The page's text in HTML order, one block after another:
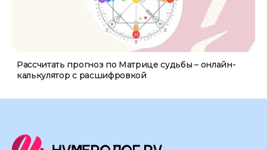
Рассчитать прогноз по Матрице судьбы – онлайн-
калькулятор с расшифровкой